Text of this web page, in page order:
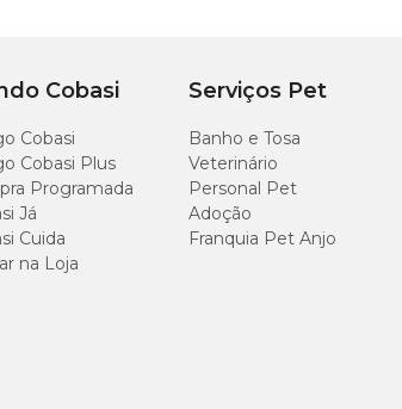
Cobasi
Cobasi
Cobasi Plus
Programada
Já
Cuida
na Loja
Serviços Pet
Banho e Tosa
Veterinário
Personal Pet
Adoção
Franquia Pet Anjo